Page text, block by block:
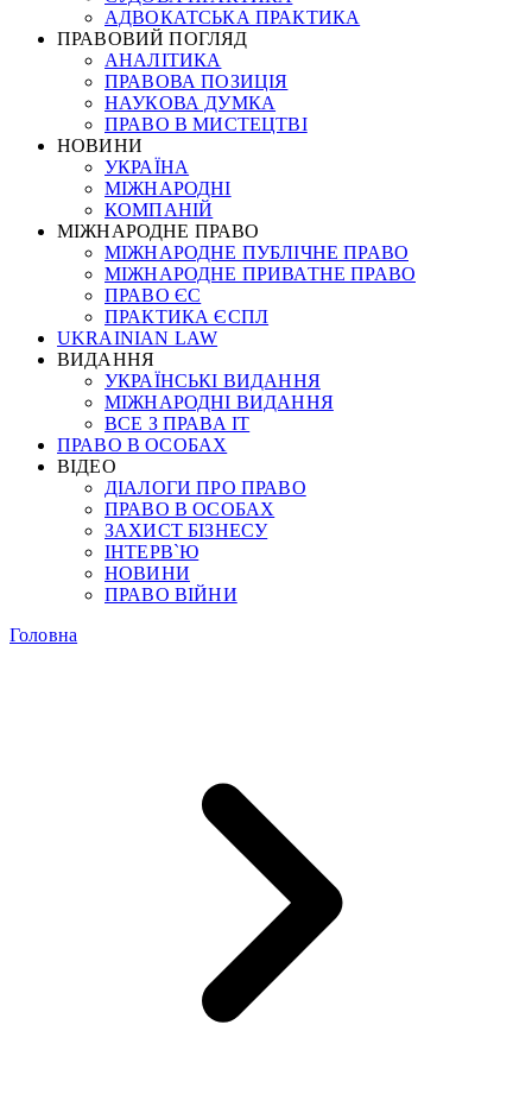
АДВОКАТСЬКА ПРАКТИКА
ПРАВОВИЙ ПОГЛЯД
АНАЛІТИКА
ПРАВОВА ПОЗИЦІЯ
НАУКОВА ДУМКА
ПРАВО В МИСТЕЦТВІ
НОВИНИ
УКРАЇНА
МІЖНАРОДНІ
КОМПАНІЙ
МІЖНАРОДНЕ ПРАВО
МІЖНАРОДНЕ ПУБЛІЧНЕ ПРАВО
МІЖНАРОДНЕ ПРИВАТНЕ ПРАВО
ПРАВО ЄС
ПРАКТИКА ЄСПЛ
UKRAINIAN LAW
ВИДАННЯ
УКРАЇНСЬКІ ВИДАННЯ
МІЖНАРОДНІ ВИДАННЯ
ВСЕ З ПРАВА ІТ
ПРАВО В ОСОБАХ
ВІДЕО
ДІАЛОГИ ПРО ПРАВО
ПРАВО В ОСОБАХ
ЗАХИСТ БІЗНЕСУ
ІНТЕРВ`Ю
НОВИНИ
ПРАВО ВІЙНИ
Головна